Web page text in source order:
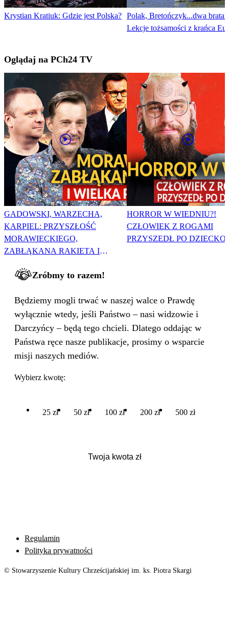
Krystian Kratiuk: Gdzie jest Polska? Polak, Bretończyk...dwa
Lekcje tożsamości z krańca
Oglądaj na PCh24 TV
GADOWSKI, WARZECHA,
KARPIEL: PRZYSZŁOŚĆ
MORAWIECKIEGO,
ZABŁĄKANA RAKIETA I
HORROR W WIEDNIU?!
CZŁOWIEK Z ROGAMI
PRZYSZEDŁ PO DZIECKO
Zróbmy to razem!
Będziemy mogli trwać w naszej walce o Prawdę
wyłącznie wtedy, jeśli Państwo – nasi widzowie i
Darczyńcy – będą tego chcieli. Dlatego oddając w
Państwa ręce nasze publikacje, prosimy o wsparcie
misji naszych mediów.
Wybierz kwotę:
25 zł 50 zł 100 zł 200 zł 500 zł
Regulamin
Polityka prywatności
© Stowarzyszenie Kultury Chrześcijańskiej im. ks. Piotra Skargi